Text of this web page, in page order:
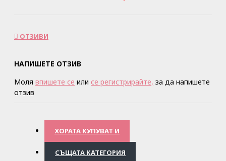
ОТЗИВИ
НАПИШЕТЕ ОТЗИВ
Моля впишете се или се регистрирайте, за да напишете
отзив
ХОРАТА КУПУВАТ И
СЪЩАТА КАТЕГОРИЯ